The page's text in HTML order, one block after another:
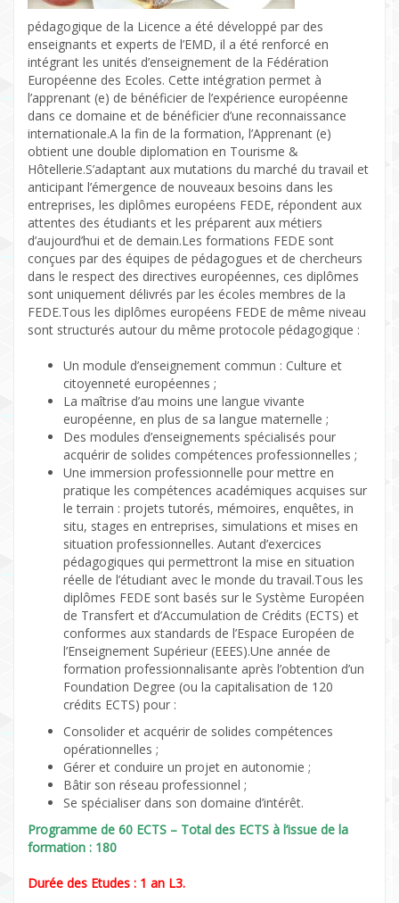
pédagogique de la Licence a été développé par des
enseignants et experts de l’EMD, il a été renforcé en
intégrant les unités d’enseignement de la Fédération
Européenne des Ecoles. Cette intégration permet à
l’apprenant (e) de bénéficier de l’expérience européenne
dans ce domaine et de bénéficier d’une reconnaissance
internationale.A la fin de la formation, l’Apprenant (e)
obtient une double diplomation en Tourisme &
Hôtellerie.S’adaptant aux mutations du marché du travail et
anticipant l’émergence de nouveaux besoins dans les
entreprises, les diplômes européens FEDE, répondent aux
attentes des étudiants et les préparent aux métiers
d’aujourd’hui et de demain.Les formations FEDE sont
conçues par des équipes de pédagogues et de chercheurs
dans le respect des directives européennes, ces diplômes
sont uniquement délivrés par les écoles membres de la
FEDE.Tous les diplômes européens FEDE de même niveau
sont structurés autour du même protocole pédagogique :
Un module d’enseignement commun : Culture et
citoyenneté européennes ;
La maîtrise d’au moins une langue vivante
européenne, en plus de sa langue maternelle ;
Des modules d’enseignements spécialisés pour
acquérir de solides compétences professionnelles ;
Une immersion professionnelle pour mettre en
pratique les compétences académiques acquises sur
le terrain : projets tutorés, mémoires, enquêtes, in
situ, stages en entreprises, simulations et mises en
situation professionnelles. Autant d’exercices
pédagogiques qui permettront la mise en situation
réelle de l’étudiant avec le monde du travail.Tous les
diplômes FEDE sont basés sur le Système Européen
de Transfert et d’Accumulation de Crédits (ECTS) et
conformes aux standards de l’Espace Européen de
l’Enseignement Supérieur (EEES).Une année de
formation professionnalisante après l’obtention d’un
Foundation Degree (ou la capitalisation de 120
crédits ECTS) pour :
Consolider et acquérir de solides compétences
opérationnelles ;
Gérer et conduire un projet en autonomie ;
Bâtir son réseau professionnel ;
Se spécialiser dans son domaine d’intérêt.
Programme de 60 ECTS – Total des ECTS à l’issue de la
formation : 180
Durée des Etudes : 1 an L3.